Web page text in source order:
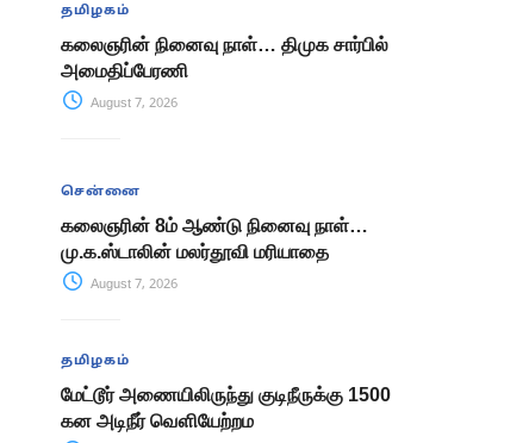
தமிழகம்
கலைஞரின் நினைவு நாள்… திமுக சார்பில்
அமைதிப்பேரணி
August 7, 2026
சென்னை
கலைஞரின் 8ம் ஆண்டு நினைவு நாள்…
மு.க.ஸ்டாலின் மலர்தூவி மரியாதை
August 7, 2026
தமிழகம்
மேட்டூர் அணையிலிருந்து குடிநீருக்கு 1500
கன அடிநீர் வௌியேற்றம